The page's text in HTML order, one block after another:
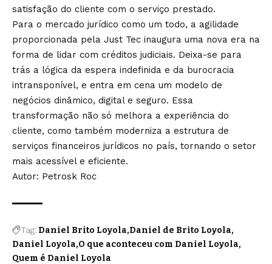
satisfação do cliente com o serviço prestado.
Para o mercado jurídico como um todo, a agilidade
proporcionada pela Just Tec inaugura uma nova era na
forma de lidar com créditos judiciais. Deixa-se para
trás a lógica da espera indefinida e da burocracia
intransponível, e entra em cena um modelo de
negócios dinâmico, digital e seguro. Essa
transformação não só melhora a experiência do
cliente, como também moderniza a estrutura de
serviços financeiros jurídicos no país, tornando o setor
mais acessível e eficiente.
Autor: Petrosk Roc
Tag: Daniel Brito Loyola Daniel de Brito Loyola
Daniel Loyola O que aconteceu com Daniel Loyola
Quem é Daniel Loyola